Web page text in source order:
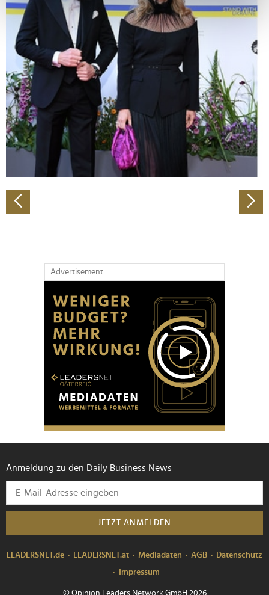
bestimmten Merkmalen (Fingerprinting) identifizieren
Erfahren Sie mehr darüber, wie Ihre persönlichen Daten
verarbeitet werden, und legen Sie Ihre Präferenzen im
Abschnitt Einzelheiten fest.
Wir verwenden Cookies, um Inhalte und Anzeigen zu
personalisieren, Funktionen für soziale Medien anbieten
zu können und die Zugriffe auf unsere Website zu
analysieren. Außerdem geben wir Informationen zu Ihrer
Verwendung unserer Website an unsere Partner für
soziale Medien, Werbung und Analysen weiter. Unsere
Partner führen diese Informationen möglicherweise mit
haben oder die sie im Rahmen Ihrer Nutzung der Dienste
gesammelt haben.
Advertisement
Anmeldung zu den Daily Business News
JETZT ANMELDEN
LEADERSNET.de LEADERSNET.at Mediadaten AGB
Datenschutz
Impressum